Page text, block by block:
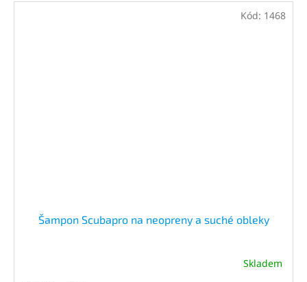
Šampon Scubapro na neopreny a suché obleky
Skladem
Kód: 1468